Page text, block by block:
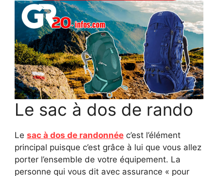
Le sac à dos de rando
Le sac à dos de randonnée c’est l’élément
principal puisque c’est grâce à lui que vous allez
porter l’ensemble de votre équipement. La
personne qui vous dit avec assurance « pour